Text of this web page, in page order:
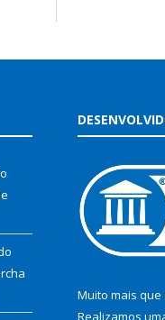
Muito mais que
Realizamos